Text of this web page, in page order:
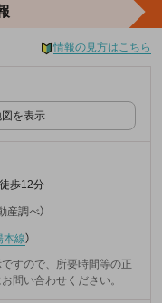
情報の見方はこちら
を表示
徒歩12分
産調べ）
本線）
すので、所要時間等の正
問い合わせください。